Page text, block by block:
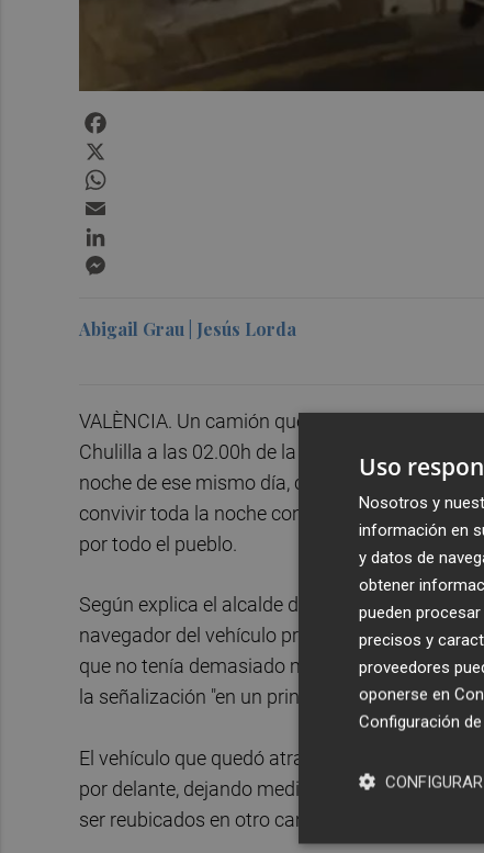
Abigail Grau | Jesús Lorda
VALÈNCIA. Un camión que transportaba
Chulilla a las 02.00h de la madrugada de este
noche de ese mismo día, cuando pudo ser
convivir toda la noche con el sufrimiento de
por todo el pueblo.
Según explica el alcalde del municipio,
navegador del vehículo provocó que el
que no tenía demasiado margen de maniobra.
la señalización "en un principio está bien".
El vehículo que quedó atrapado "dejó
por delante, dejando medio pueblo sin luz.
ser reubicados en otro camión que acudió
Uso
Nosotros y
información en
y datos de
obtener
pueden
precisos y
proveedores
oponerse en
Configuración
CONFIGURAR